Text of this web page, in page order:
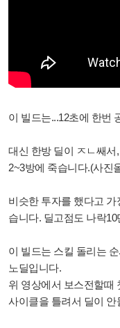
이 빌드는...12초에 한번
대신 한방 딜이 ㅈㄴ쌔서
2~3방에 죽습니다.(사진
비슷한 투자를 했다고
습니다. 딜고점도 나락
이 빌드는 스킬 돌리는
노딜입니다.
위 영상에서 보스전할때
사이클을 틀려서 딜이